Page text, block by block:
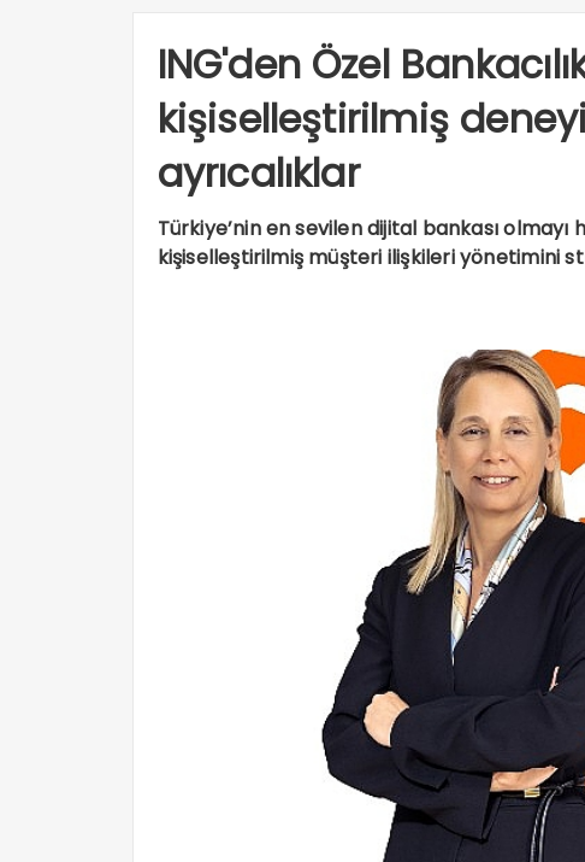
ING'den Özel
kişiselleştirilmiş
ayrıcalıklar
Türkiye’nin en sevilen dijital bankası
kişiselleştirilmiş müşteri ilişkileri yönetimini